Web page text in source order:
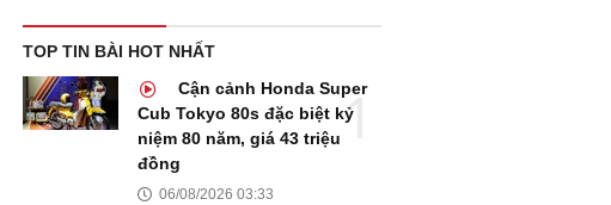
TOP TIN BÀI HOT NHẤT
Cận cảnh Honda Super
Cub Tokyo 80s đặc biệt kỷ
niệm 80 năm, giá 43 triệu
đồng
06/08/2026 03:33